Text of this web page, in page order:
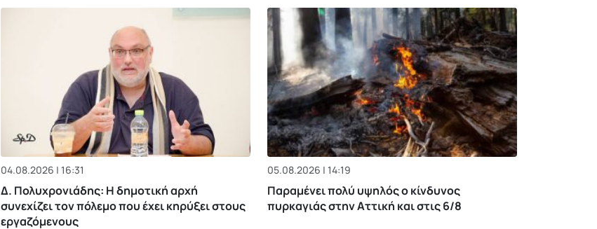
04.08.2026 | 16:31
Δ. Πολυχρονιάδης: Η δημοτική αρχή
συνεχίζει τον πόλεμο που έχει κηρύξει στους
εργαζόμενους
05.08.2026 | 14:19
Παραμένει πολύ υψηλός ο κίνδυνος
πυρκαγιάς στην Αττική και στις 6/8